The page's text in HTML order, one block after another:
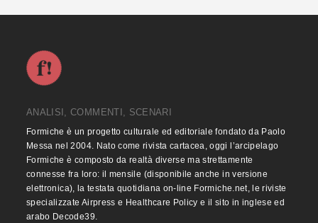
ANALISI, COMMENTI, SCENARI
Formiche è un progetto culturale ed editoriale fondato da Paolo
Messa nel 2004. Nato come rivista cartacea, oggi l’arcipelago
Formiche è composto da realtà diverse ma strettamente
connesse fra loro: il mensile (disponibile anche in versione
elettronica), la testata quotidiana on-line Formiche.net, le riviste
specializzate Airpress e Healthcare Policy e il sito in inglese ed
arabo Decode39.